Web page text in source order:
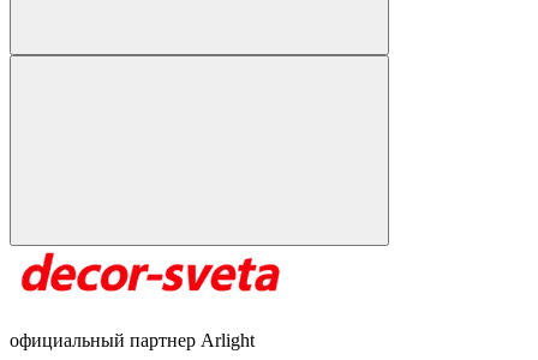
официальный партнер Arlight